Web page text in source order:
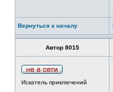
Вернуться к началу
Автор 8015
Искатель приключений